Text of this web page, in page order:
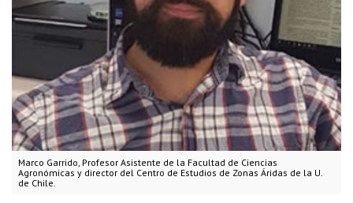
Marco Garrido, Profesor Asistente de la Facultad de Ciencias
Agronómicas y director del Centro de Estudios de Zonas Áridas de la U.
de Chile.